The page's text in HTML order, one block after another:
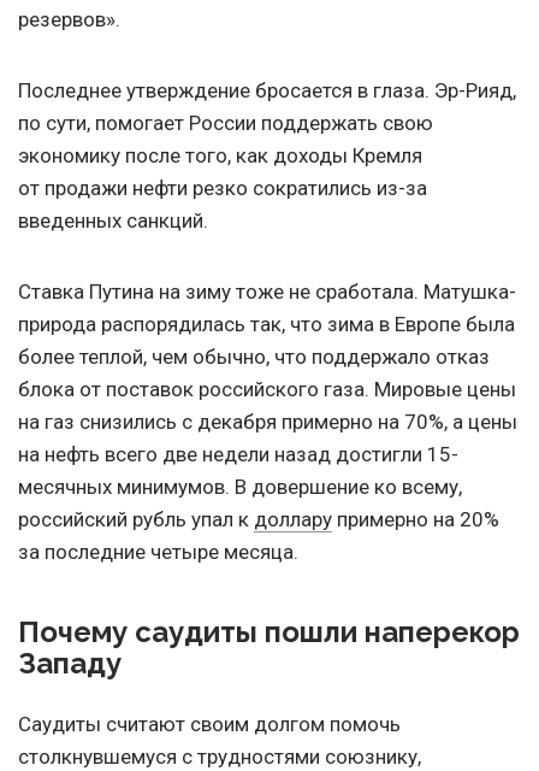
резервов».
Последнее утверждение бросается в глаза. Эр-Рияд,
по сути, помогает России поддержать свою
экономику после того, как доходы Кремля
от продажи нефти резко сократились из-за
введенных санкций.
Ставка Путина на зиму тоже не сработала. Матушка-
природа распорядилась так, что зима в Европе была
более теплой, чем обычно, что поддержало отказ
блока от поставок российского газа. Мировые цены
на газ снизились с декабря примерно на 70%, а цены
на нефть всего две недели назад достигли 15-
месячных минимумов. В довершение ко всему,
российский рубль упал к доллару примерно на 20%
за последние четыре месяца.
Почему саудиты пошли наперекор
Западу
Саудиты считают своим долгом помочь
столкнувшемуся с трудностями союзнику,